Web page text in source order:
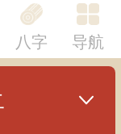
八字 导航